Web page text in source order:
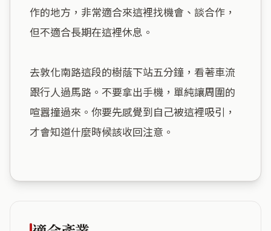
作的地方，非常適合來這裡找機會、談合作，
但不適合長期在這裡休息。
去敦化南路這段的樹蔭下站五分鐘，看著車流
跟行人過馬路。不要拿出手機，單純讓周圍的
喧囂撞過來。你要先感覺到自己被這裡吸引，
才會知道什麼時候該收回注意。